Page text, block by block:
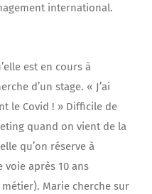
international.
est en cours à
d’un stage. « J’ai
le Covid ! » Difficile de
quand on vient de la
qu’on réserve à
voie après 10 ans
Marie cherche sur